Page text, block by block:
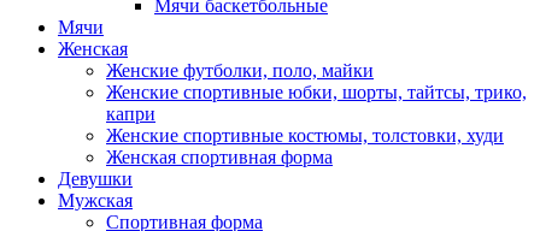
Мячи баскетбольные
Мячи
Женская
Женские футболки, поло, майки
Женские спортивные юбки, шорты, тайтсы, трико,
капри
Женские спортивные костюмы, толстовки, худи
Женская спортивная форма
Девушки
Мужская
Спортивная форма